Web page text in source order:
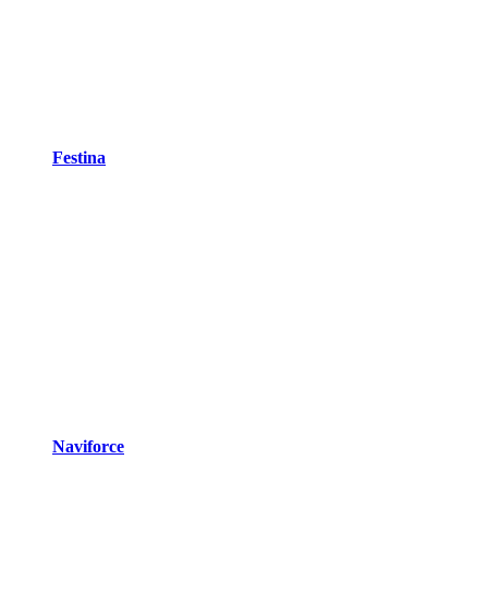
Festina
Naviforce